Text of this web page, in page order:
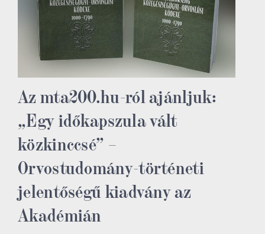
Az mta200.hu-ról ajánljuk:
„Egy időkapszula vált
közkinccsé” –
Orvostudomány-történeti
jelentőségű kiadvány az
Akadémián